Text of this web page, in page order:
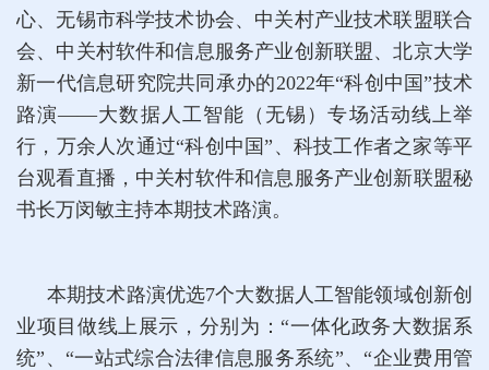
心、无锡市科学技术协会、中关村产业技术联盟联合
会、中关村软件和信息服务产业创新联盟、北京大学
新一代信息研究院共同承办的2022年“科创中国”技术
路演——大数据人工智能（无锡）专场活动线上举
行，万余人次通过“科创中国”、科技工作者之家等平
台观看直播，中关村软件和信息服务产业创新联盟秘
书长万闵敏主持本期技术路演。
本期技术路演优选7个大数据人工智能领域创新创
业项目做线上展示，分别为：“一体化政务大数据系
统”、“一站式综合法律信息服务系统”、“企业费用管